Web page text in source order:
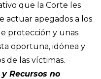
que la Corte les
actuar apegados a los
protección y unas
oportuna, idónea y
de las víctimas.
Recursos no